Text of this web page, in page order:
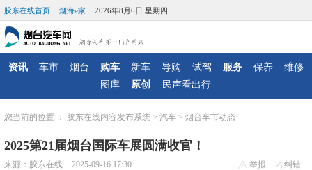
胶东在线首页 烟海e家 2026年8月6日 星期四
资讯 车市 烟台 购车 新车 导购 试驾 服务 保养
维修
图库
原创 民声看出行
您当前的位置 ： 胶东在线内容发布系统 > 汽车 > 烟台车市动态
2025第21届烟台国际车展圆满收官！
来源：胶东在线 2025-09-16 17:30 举报 纠错